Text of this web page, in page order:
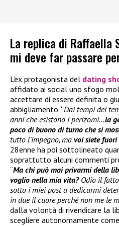
La replica di Raffaella
mi deve far passare
L’ex protagonista del dating
affidato ai social uno sfogo
accettare di essere definita o
abbigliamento. “Dai tempi dei
anni che esistono i perizomi…la
poco di buono di turno che si
tutto l’impegno, ma voi siete
28enne ha poi sottolineato
soprattutto alcuni commenti
“Ma chi può mai privarmi della
voglio nella mia vita? Odio il
sotto i miei post a dedicarmi
in due il cuore perché non me le
dalla volontà di rivendicare la
scegliere autonomamente